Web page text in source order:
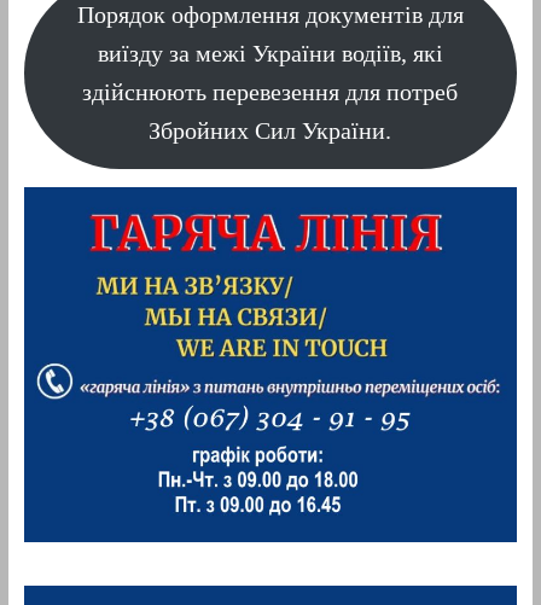
Порядок оформлення документів для
виїзду за межі України водіїв, які
здійснюють перевезення для потреб
Збройних Сил України.